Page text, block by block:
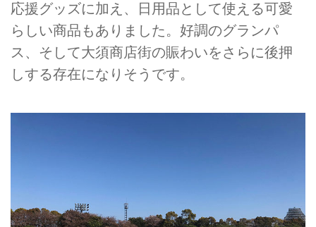
応援グッズに加え、日用品として使える可愛
らしい商品もありました。好調のグランパ
ス、そして大須商店街の賑わいをさらに後押
しする存在になりそうです。